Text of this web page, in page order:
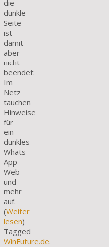
die
dunkle
Seite
ist
damit
aber
nicht
beendet:
Im
Netz
tauchen
Hinweise
für
ein
dunkles
Whats
App
Web
und
mehr
auf.
(Weiter
lesen)
Tagged
WinFuture.de.